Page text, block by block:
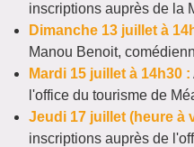
inscriptions auprès de la
Dimanche 13 juillet à
Manou Benoit,
Mardi 15 juillet à 14h30 :
l'office du tourisme de
Jeudi 17 juillet (heure à
inscriptions auprès de